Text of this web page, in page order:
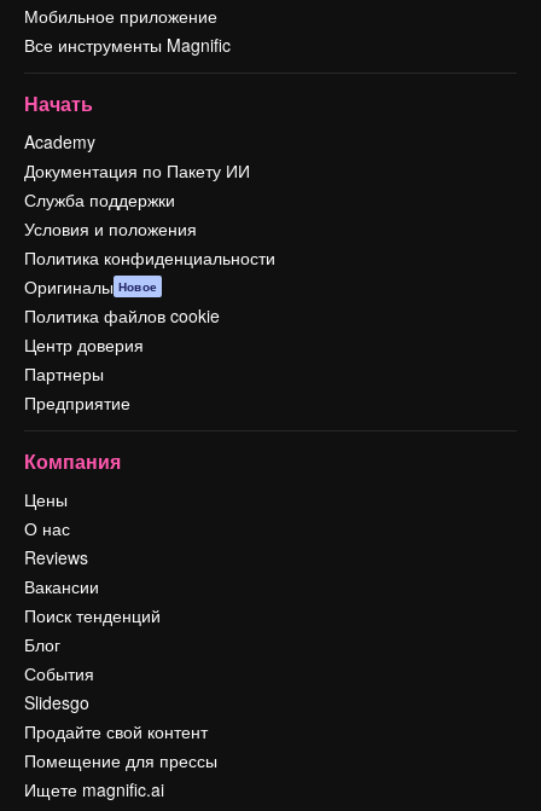
Мобильное приложение
Все инструменты Magnific
Начать
Academy
Документация по Пакету ИИ
Служба поддержки
Условия и положения
Политика конфиденциальности
Оригиналы Новое
Политика файлов cookie
Центр доверия
Партнеры
Предприятие
Компания
Цены
О нас
Reviews
Вакансии
Поиск тенденций
Блог
События
Slidesgo
Продайте свой контент
Помещение для прессы
Ищете magnific.ai